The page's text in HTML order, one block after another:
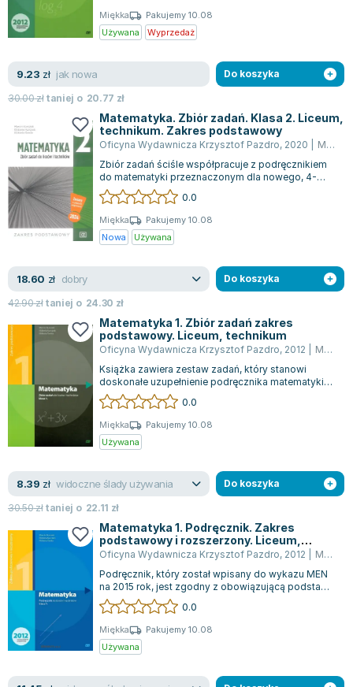
Jan Sztaudynger
Aleksander Puszkin
Małgorzata Ohme
Maddie Ziegler
Leszek Czarnecki
Joanna Racewicz
Maria Seweryn
Janina Zającówna
Eric Helms
Anna Prus (oprac.)
Nela Mała Reporterka
Barbara Wrzesińska
Terry Pratchett
Virginia Woolf
Lorraine Warren
Lucinda Riley
Jacek Walkiewicz
Miękka
Pakujemy 10.08
Używana
Wyprzedaż
9.23 zł jak nowa
30.00złtaniej o 20.77 zł
Do koszyka
Matematyka. Zbiór zadań. Klasa 2. Liceum,
technikum. Zakres podstawowy
Oficyna Wydawnicza Krzysztof Pazdro, 2020
Marcin Kurczab
Zbiór zadań ściśle współpracuje z podręcznikiem
do matematyki przeznaczonym dla nowego, 4-
letniego liceum oraz 5-letniego techniku...
0.0
Miękka
Pakujemy 10.08
Nowa
Używana
18.60 zł dobry
42.90złtaniej o 24.30 zł
Do koszyka
Matematyka 1. Zbiór zadań zakres
podstawowy. Liceum, technikum
Oficyna Wydawnicza Krzysztof Pazdro, 2012
Marcin Kurczab
Książka zawiera zestaw zadań, który stanowi
doskonałe uzupełnienie podręcznika matematyki
dla liceów i techników, dostosowanego do...
0.0
Miękka
Pakujemy 10.08
Używana
8.39 zł widoczne ślady używania
30.50złtaniej o 22.11 zł
Do koszyka
Matematyka 1. Podręcznik. Zakres
podstawowy i rozszerzony. Liceum,
technikum
Oficyna Wydawnicza Krzysztof Pazdro, 2012
Marcin Kurczab
Podręcznik, który został wpisany do wykazu MEN
na 2015 rok, jest zgodny z obowiązującą podstawą
programową od roku szkolnego 2012/...
0.0
Miękka
Pakujemy 10.08
Używana